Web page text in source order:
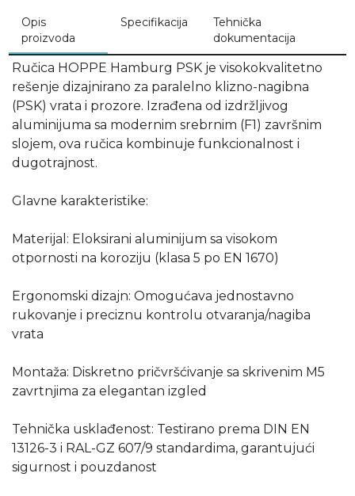
Opis
proizvoda
Specifikacija
Tehnička
dokumentacija
Ručica HOPPE Hamburg PSK je visokokvalitetno
rešenje dizajnirano za paralelno klizno-nagibna
(PSK) vrata i prozore. Izrađena od izdržljivog
aluminijuma sa modernim srebrnim (F1) završnim
slojem, ova ručica kombinuje funkcionalnost i
dugotrajnost.
Glavne karakteristike:
Materijal: Eloksirani aluminijum sa visokom
otpornosti na koroziju (klasa 5 po EN 1670)
Ergonomski dizajn: Omogućava jednostavno
rukovanje i preciznu kontrolu otvaranja/nagiba
vrata
Montaža: Diskretno pričvršćivanje sa skrivenim M5
zavrtnjima za elegantan izgled
Tehnička usklađenost: Testirano prema DIN EN
13126-3 i RAL-GZ 607/9 standardima, garantujući
sigurnost i pouzdanost